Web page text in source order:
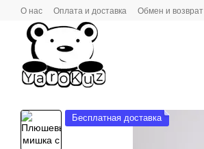
Перейти к основному контенту
О нас Оплата и доставка Обмен и возврат
Бесплатная доставка